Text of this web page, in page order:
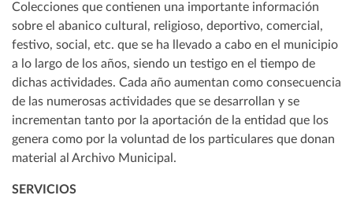
Colecciones que contienen una importante información
sobre el abanico cultural, religioso, deportivo, comercial,
festivo, social, etc. que se ha llevado a cabo en el municipio
a lo largo de los años, siendo un testigo en el tiempo de
dichas actividades. Cada año aumentan como consecuencia
de las numerosas actividades que se desarrollan y se
incrementan tanto por la aportación de la entidad que los
genera como por la voluntad de los particulares que donan
material al Archivo Municipal.
SERVICIOS